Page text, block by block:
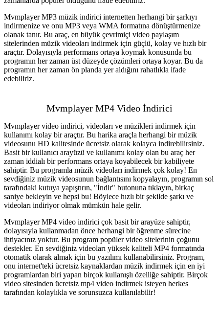
Mvmplayer MP3 müzik indirici internetten herhangi bir şarkıyı
indirmenize ve onu MP3 veya WMA formatına dönüştürmenize
olanak tanır. Bu araç, en büyük çevrimiçi video paylaşım
sitelerinden müzik videoları indirmek için güçlü, kolay ve hızlı bir
araçtır. Dolayısıyla performans ortaya koymak konusunda bu
programın her zaman üst düzeyde çözümleri ortaya koyar. Bu da
programın her zaman ön planda yer aldığını rahatlıkla ifade
edebiliriz.
Mvmplayer MP4 Video İndirici
Mvmplayer video indirici, videoları ve müzikleri indirmek için
kullanımı kolay bir araçtır. Bu harika araçla herhangi bir müzik
videosunu HD kalitesinde ücretsiz olarak kolayca indirebilirsiniz.
Basit bir kullanıcı arayüzü ve kullanımı kolay olan bu araç her
zaman iddialı bir performans ortaya koyabilecek bir kabiliyete
sahiptir. Bu programla müzik videoları indirmek çok kolay! En
sevdiğiniz müzik videosunun bağlantısını kopyalayın, programın sol
tarafındaki kutuya yapıştırın, "İndir" butonuna tıklayın, birkaç
saniye bekleyin ve hepsi bu! Böylece hızlı bir şekilde şarkı ve
videoları indiriyor olmak mümkün hale gelir.
Mvmplayer MP4 video indirici çok basit bir arayüze sahiptir,
dolayısıyla kullanmadan önce herhangi bir öğrenme sürecine
ihtiyacınız yoktur. Bu program popüler video sitelerinin çoğunu
destekler. En sevdiğiniz videoları yüksek kaliteli MP4 formatında
otomatik olarak almak için bu yazılımı kullanabilirsiniz. Program,
onu internet'teki ücretsiz kaynaklardan müzik indirmek için en iyi
programlardan biri yapan birçok kullanışlı özelliğe sahiptir. Birçok
video sitesinden ücretsiz mp4 video indirmek isteyen herkes
tarafından kolaylıkla ve sorunsuzca kullanılabilir!